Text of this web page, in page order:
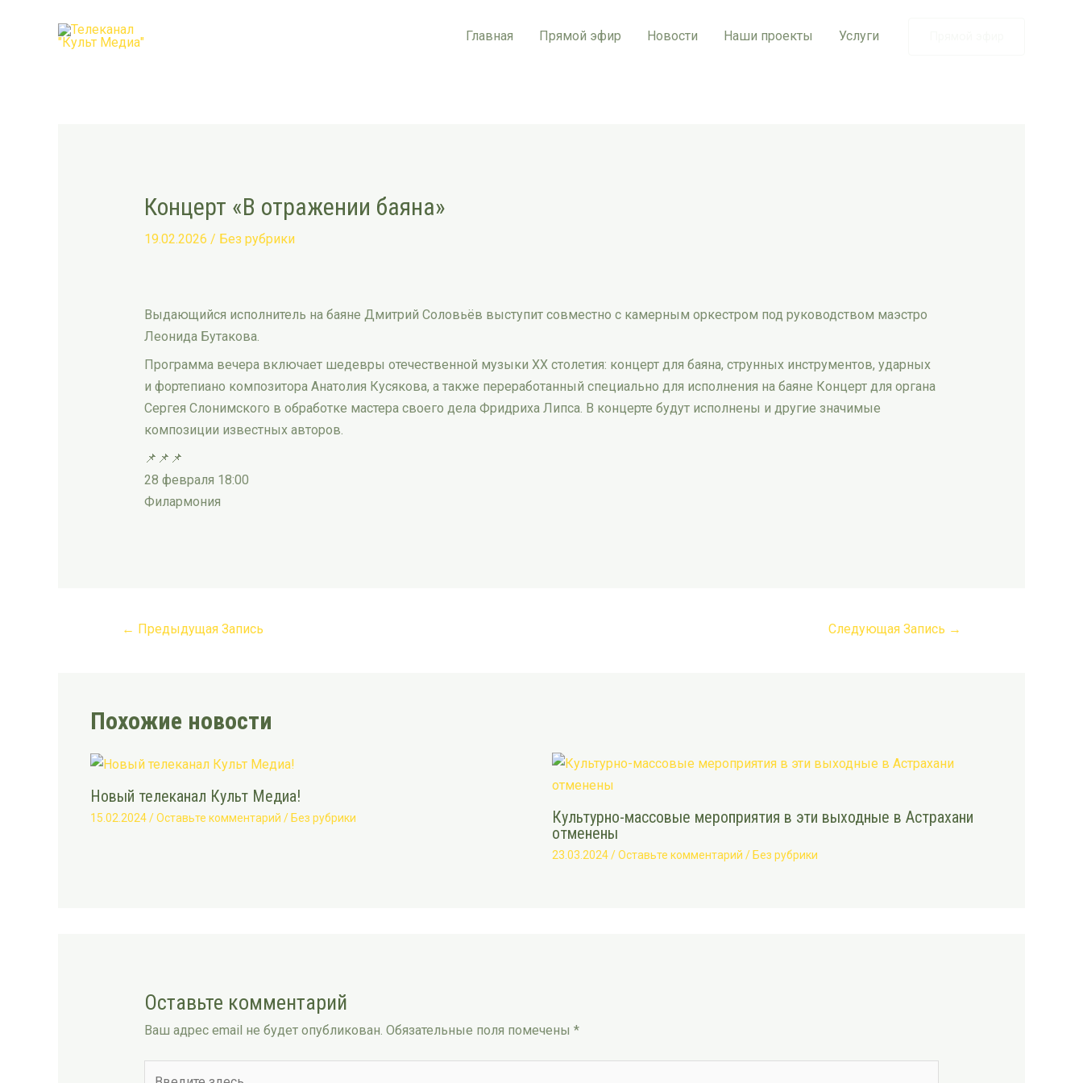
Главная Прямой эфир Новости Наши проекты Услуги
Концерт «В отражении баяна»
19.02.2026 / Без рубрики
Выдающийся исполнитель на баяне Дмитрий Соловьёв выступит совместно с камерным оркестром под руководством маэстро
Леонида Бутакова.
Программа вечера включает шедевры отечественной музыки XX столетия: концерт для баяна, струнных инструментов, ударных
и фортепиано композитора Анатолия Кусякова, а также переработанный специально для исполнения на баяне Концерт для органа
Сергея Слонимского в обработке мастера своего дела Фридриха Липса. В концерте будут исполнены и другие значимые
композиции известных авторов.
📌📌📌
28 февраля 18:00
Филармония
navigation
← Предыдущая Запись Следующая Запись →
Похожие новости
Новый телеканал Культ Медиа!
15.02.2024/Оставьте комментарий / Без рубрики
Культурно-массовые мероприятия в эти выходные в Астрахани
отменены
23.03.2024/Оставьте комментарий / Без рубрики
Оставьте комментарий
Ваш адрес email не будет опубликован. Обязательные поля помечены *